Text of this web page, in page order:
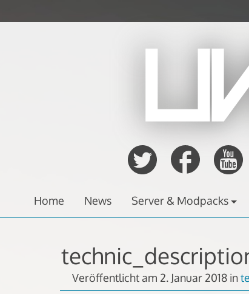
Home News Server & Modpacks
Veröffentlicht am 2. Januar 2018in